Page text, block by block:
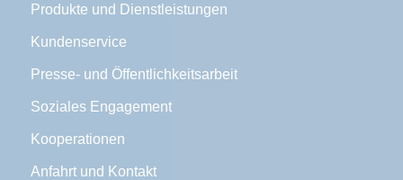
Produkte und Dienstleistungen
Kundenservice
Presse- und Öffentlichkeitsarbeit
Soziales Engagement
Kooperationen
Anfahrt und Kontakt